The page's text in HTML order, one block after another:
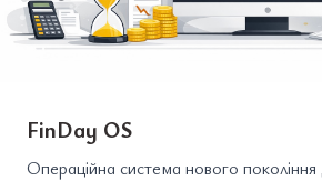
FinDay OS
Операційна система нового